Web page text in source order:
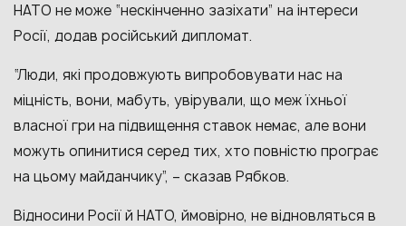
НАТО не може “нескінченно зазіхати” на інтереси
Росії, додав російський дипломат.
“Люди, які продовжують випробовувати нас на
міцність, вони, мабуть, увірували, що меж їхньої
власної гри на підвищення ставок немає, але вони
можуть опинитися серед тих, хто повністю програє
на цьому майданчику”, – сказав Рябков.
Відносини Росії й НАТО, ймовірно, не відновляться в